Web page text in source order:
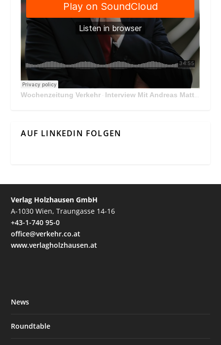
Wochenzeitung Verkehr · Interview Mit Andreas Matthä, CEO der ÖBB Holding
AUF LINKEDIN FOLGEN
Verlag Holzhausen GmbH
A-1030 Wien, Traungasse 14-16
+43-1-740 95-0
office@verkehr.co.at
www.verlagholzhausen.at
News
Roundtable